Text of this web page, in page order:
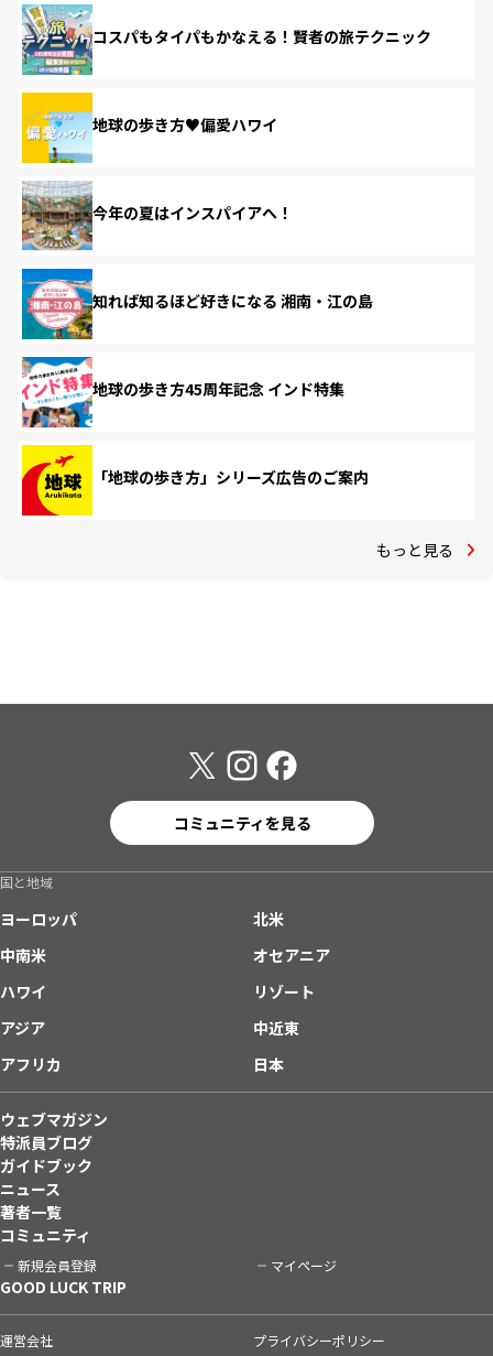
コスパもタイパもかなえる！賢者の旅テクニック
地球の歩き方♥偏愛ハワイ
今年の夏はインスパイアへ！
知れば知るほど好きになる 湘南・江の島
地球の歩き方45周年記念 インド特集
「地球の歩き方」シリーズ広告のご案内
もっと見る
コミュニティを見る
国と地域
ヨーロッパ
北米
中南米
オセアニア
ハワイ
リゾート
アジア
中近東
アフリカ
日本
ウェブマガジン
特派員ブログ
ガイドブック
ニュース
著者一覧
コミュニティ
新規会員登録 マイページ
GOOD LUCK TRIP
運営会社 プライバシーポリシー